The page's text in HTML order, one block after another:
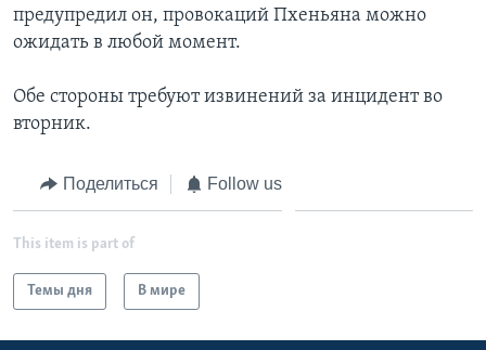
предупредил он, провокаций Пхеньяна можно
ожидать в любой момент.
Обе стороны требуют извинений за инцидент во
вторник.
Поделиться Follow us
This item is part of
Темы дня В мире